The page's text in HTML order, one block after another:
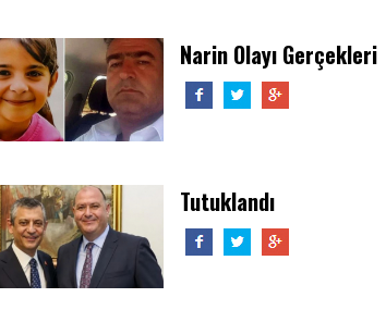
Narin Olayı Gerçekleri
Tutuklandı